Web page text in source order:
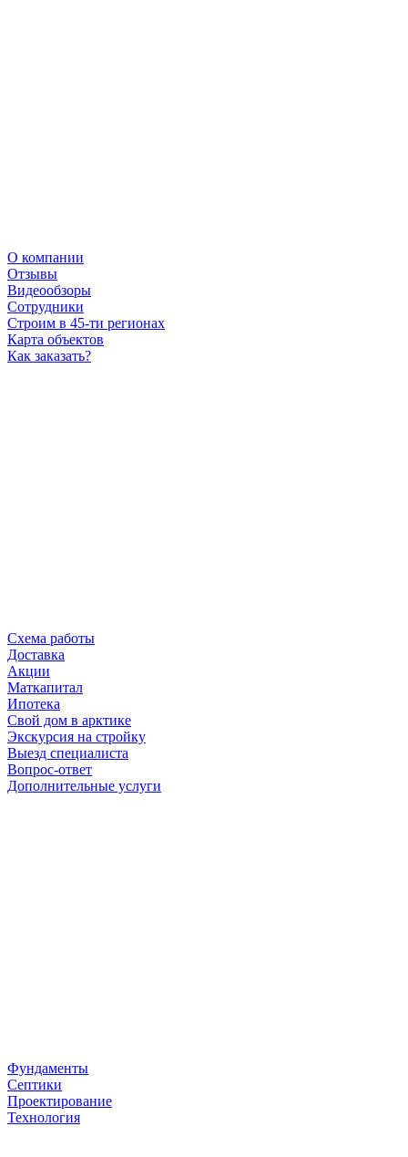
О компании
Отзывы
Видеообзоры
Сотрудники
Строим в 45-ти регионах
Карта объектов
Как заказать?
Схема работы
Доставка
Акции
Маткапитал
Ипотека
Свой дом в арктике
Экскурсия на стройку
Выезд специалиста
Вопрос-ответ
Дополнительные услуги
Фундаменты
Септики
Проектирование
Технология